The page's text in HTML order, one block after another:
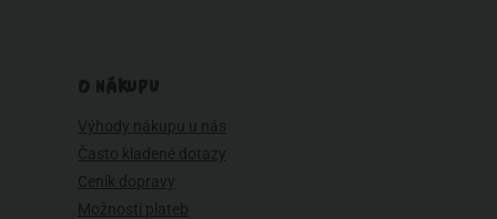
O NÁKUPU
Výhody nákupu u nás
Často kladené dotazy
Ceník dopravy
Možnosti plateb